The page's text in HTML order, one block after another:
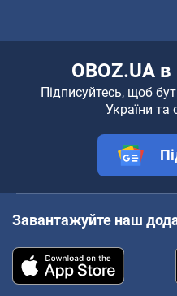
OBOZ.UA
Підписуйтесь, щоб
України та
Завантажуйте наш